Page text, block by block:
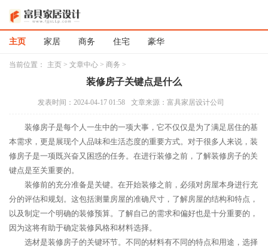
主页 家居 商务 住宅 豪华
当前位置： 主页 > 文章中心 > 商务 >
装修房子关键点是什么
发表时间：2024-04-17 01:58 文章来源：富具家居设计公司
装修房子是每个人一生中的一项大事，它不仅仅是为了满足居住的基
本需求，更是展现个人品味和生活态度的重要方式。对于很多人来说，装
修房子是一项既兴奋又困惑的任务。在进行装修之前，了解装修房子的关
键点是至关重要的。
装修前的充分准备是关键。在开始装修之前，必须对房屋本身进行充
分的评估和规划。这包括测量房屋的准确尺寸，了解房屋的结构和特点，
以及制定一个明确的装修预算。了解自己的需求和偏好也是十分重要的，
因为这将有助于确定装修风格和材料选择。
选材是装修房子的关键环节。不同的材料有不同的特点和用途，选择